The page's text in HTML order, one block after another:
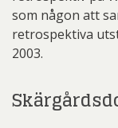
som någon att
retrospektiva
2003.